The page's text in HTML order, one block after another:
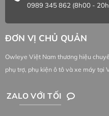
0989 345 862 (8h00 -
ĐƠN VỊ CHỦ QUẢN
Owleye Việt Nam thương hiệu
phụ trợ, phụ kiện ô tô và xe máy tại
ZALO VỚI TỐI